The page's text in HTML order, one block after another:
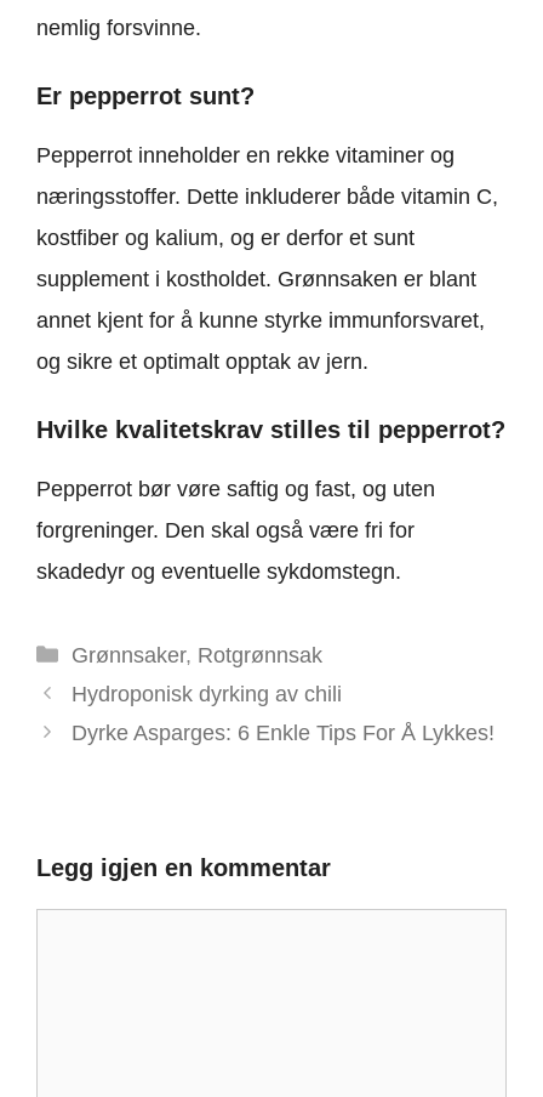
nemlig forsvinne.
Er pepperrot sunt?
Pepperrot inneholder en rekke vitaminer og
næringsstoffer. Dette inkluderer både vitamin C,
kostfiber og kalium, og er derfor et sunt
supplement i kostholdet. Grønnsaken er blant
annet kjent for å kunne styrke immunforsvaret,
og sikre et optimalt opptak av jern.
Hvilke kvalitetskrav stilles til pepperrot?
Pepperrot bør vøre saftig og fast, og uten
forgreninger. Den skal også være fri for
skadedyr og eventuelle sykdomstegn.
Kategorier
Grønnsaker, Rotgrønnsak
Hydroponisk dyrking av chili
Dyrke Asparges: 6 Enkle Tips For Å Lykkes!
Legg igjen en kommentar